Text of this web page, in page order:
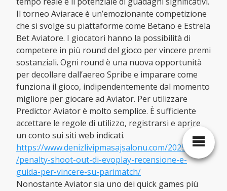
Il torneo Aviarace è un’emozionante competizione
che si svolge su piattaforme come Betano e Estrela
Bet Aviatore. I giocatori hanno la possibilità di
competere in più round del gioco per vincere premi
sostanziali. Ogni round è una nuova opportunità
per decollare dall’aereo Spribe e imparare come
funziona il gioco, indipendentemente dal momento
migliore per giocare ad Aviator. Per utilizzare
Predictor Aviator è molto semplice. È sufficiente
accettare le regole di utilizzo, registrarsi e aprire
un conto sui siti web indicati.
https://www.denizlivipmasajsalonu.com/2025/07/03
/penalty-shoot-out-di-evoplay-recensione-e-
guida-per-vincere-su-parimatch/
Nonostante Aviator sia uno dei quick games più